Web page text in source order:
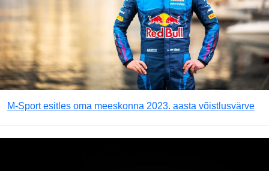
M-Sport esitles oma meeskonna 2023. aasta võistlusvärve